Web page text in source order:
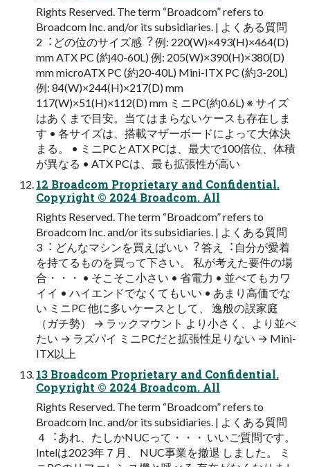
Rights Reserved. The term “Broadcom” refers to
Broadcom Inc. and/or its subsidiaries. | よくある質問
2︓どの位のサイズ感︖ 例: 220(W)×493(H)×464(D)
mm ATX PC (約40-60L) 例: 205(W)×390(H)×380(D)
mm microATX PC (約20-40L) Mini-ITX PC (約3-20L)
例: 84(W)×244(H)×217(D) mm
117(W)×51(H)×112(D) mm ミニPC(約0.6L) ※ サイズ
はあくまで⽬安。当てはまらないケースも存在しま
す • 各サイズは、搭載マザーボードによって⼤体決
まる。 • ミニPCとATX PCは、最⼤で100倍位、体積
が異なる • ATX PCは、最も拡張性が⾼い
12 Broadcom Proprietary and Confidential.
Copyright © 2024 Broadcom. All
Rights Reserved. The term “Broadcom” refers to
Broadcom Inc. and/or its subsidiaries. | よくある質問
3︓ どんなマシンを買えばいい︖ 答え︓⾃分が愛着
を持てるものを買って下さい。 私が考えた要件の場
合・・・ • そこそこ⼩さい • 省電⼒ • 並べてもカワ
イイ • ハイエンドでなくてもいい • あまり⾼価でな
い ミニPC 他に多いケースとして、 逸般の誤家庭
（ガチ勢） → ラックマウント より⼩さく、より並べ
たい → ラズパイ ミニPCだと拡張性⾜りない → Mini-
ITX以上
13 Broadcom Proprietary and Confidential.
Copyright © 2024 Broadcom. All
Rights Reserved. The term “Broadcom” refers to
Broadcom Inc. and/or its subsidiaries. | よくある質問
４︓あれ、たしかNUCって・・・ いいご質問です。
Intelは2023年７⽉、 NUC事業を撤退 しました。 ミ